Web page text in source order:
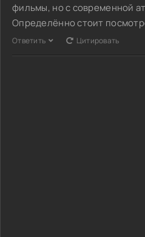
фильмы, но с современной
Определённо стоит
Ответить Цитировать